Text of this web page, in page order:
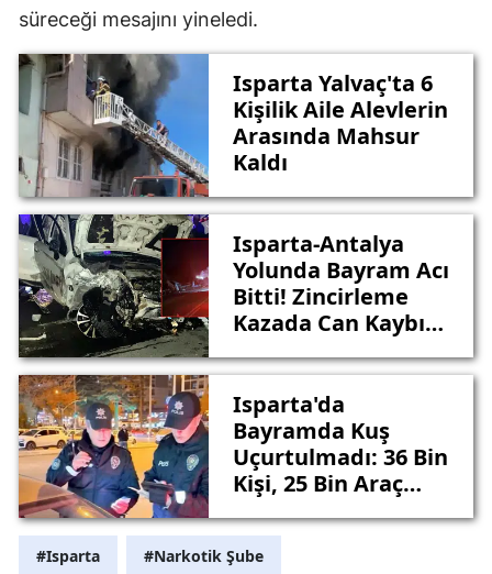
süreceği mesajını yineledi.
Isparta Yalvaç'ta 6
Kişilik Aile Alevlerin
Arasında Mahsur
Kaldı
Isparta-Antalya
Yolunda Bayram Acı
Bitti! Zincirleme
Kazada Can Kaybı
Isparta'da
Bayramda Kuş
Uçurtulmadı: 36 Bin
Kişi, 25 Bin Araç
#Isparta #Narkotik Şube